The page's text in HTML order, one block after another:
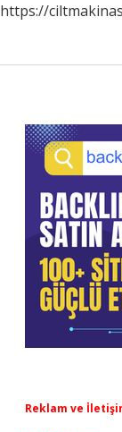
https://
Reklam ve